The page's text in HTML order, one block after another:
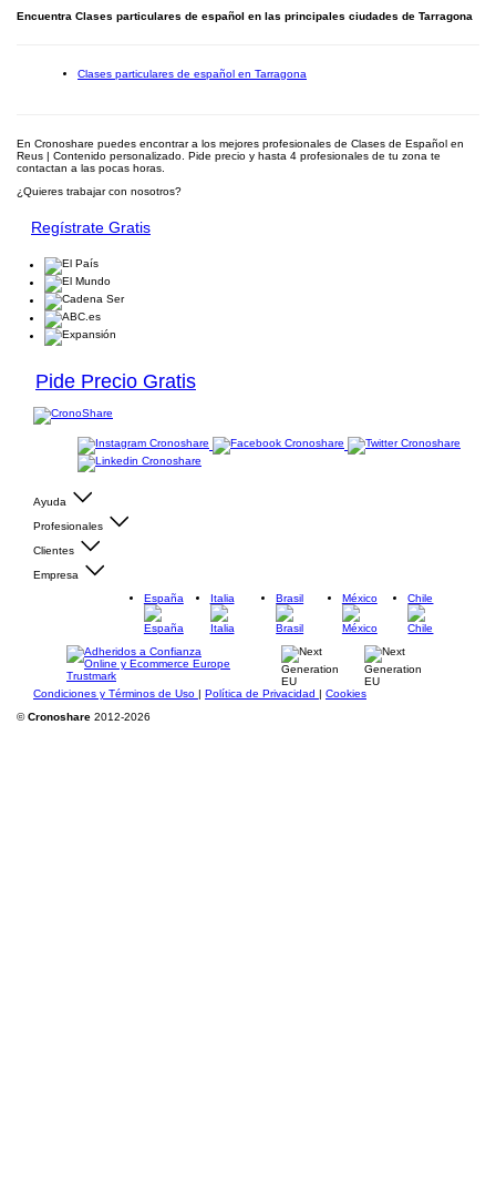
Encuentra Clases particulares de español en las principales ciudades de Tarragona
Clases particulares de español en Tarragona
En Cronoshare puedes encontrar a los mejores profesionales de Clases de Español en
Reus | Contenido personalizado. Pide precio y hasta 4 profesionales de tu zona te
contactan a las pocas horas.
¿Quieres trabajar con nosotros?
Regístrate Gratis
Pide Precio Gratis
Ayuda
Profesionales
Clientes
Empresa
España
Italia Brasil México Chile
Condiciones y Términos de Uso | Política de Privacidad | Cookies
©Cronoshare 2012-2026